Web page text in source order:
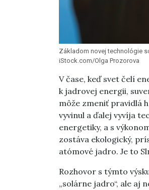
Základom novej technológie
iStock.com/Olga Prozorova
V čase, keď svet čelí
k jadrovej energii,
môže zmeniť pravidlá
vyvinul a ďalej vyvíja
energetiky, a s
zostáva ekologický,
atómové jadro. Je to
Rozhovor s týmto
„solárne jadro“, ale aj